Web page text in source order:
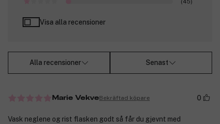
(45)
Visa alla recensioner
Alla recensioner Senast
Marie VekveBekräftad köpare 0
Vask neglene og rist flasken godt så får du gjevnt med